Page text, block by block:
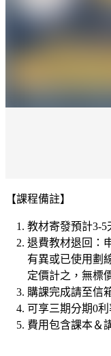
【課程備註】
教材寄發預計3-5
退費教材退回：
有異或已使用劃
定價計之，無標
購課完成請至信
可享三期分期0利
費用包含課本＆